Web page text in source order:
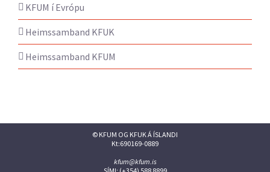
KFUM í Evrópu
Heimssamband KFUK
Heimssamband KFUM
© KFUM OG KFUK Á ÍSLANDI
Kt:690169-0889
kfum@kfum.is